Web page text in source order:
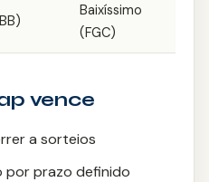
Baixíssimo
(FGC)
vence
a sorteios
por prazo definido